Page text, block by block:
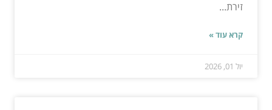
זירת...
קרא עוד »
יול 01, 2026